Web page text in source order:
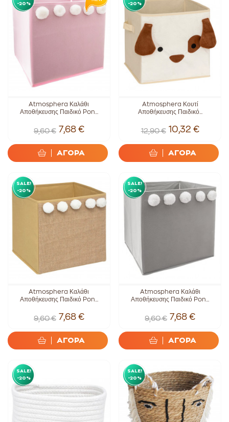
-20%
Atmosphera Καλάθι
Αποθήκευσης Παιδικό Pon...
9,60 € 7,68 €
ΑΓΟΡΑ
-20%
Atmosphera Κουτί
Αποθήκευσης Παιδικό...
12,90 € 10,32 €
ΑΓΟΡΑ
SALE!
-20%
Atmosphera Καλάθι
Αποθήκευσης Παιδικό Pon...
9,60 € 7,68 €
ΑΓΟΡΑ
SALE!
-20%
Atmosphera Καλάθι
Αποθήκευσης Παιδικό Pon...
9,60 € 7,68 €
ΑΓΟΡΑ
SALE!
-20%
SALE!
-20%